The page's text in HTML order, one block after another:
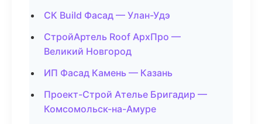
СК Build Фасад — Улан-Удэ
СтройАртель Roof АрхПро —
Великий Новгород
ИП Фасад Камень — Казань
Проект-Строй Ателье Бригадир —
Комсомольск-на-Амуре